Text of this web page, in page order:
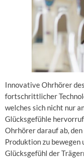
Innovative Ohrhörer
fortschrittlicher
welches sich nicht nur
Glücksgefühle
Ohrhörer darauf ab,
Produktion zu bewegen
Glücksgefühl der